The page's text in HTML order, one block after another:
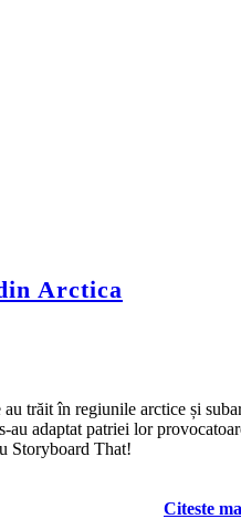
Arctica
trăit în regiunile arctice și
adaptat patriei lor
Storyboard That!
Citeste